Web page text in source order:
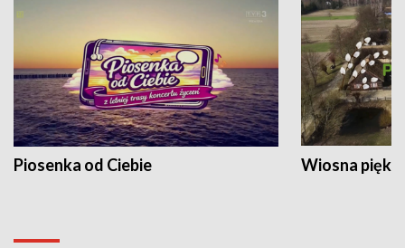
Piosenka od Ciebie Wiosna